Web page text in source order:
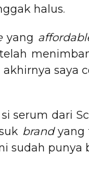
halus.
yang
akhirnya saya
serum dari
brandyang
sudah punya